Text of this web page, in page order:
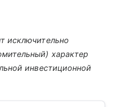
исключительно
характер
инвестиционной